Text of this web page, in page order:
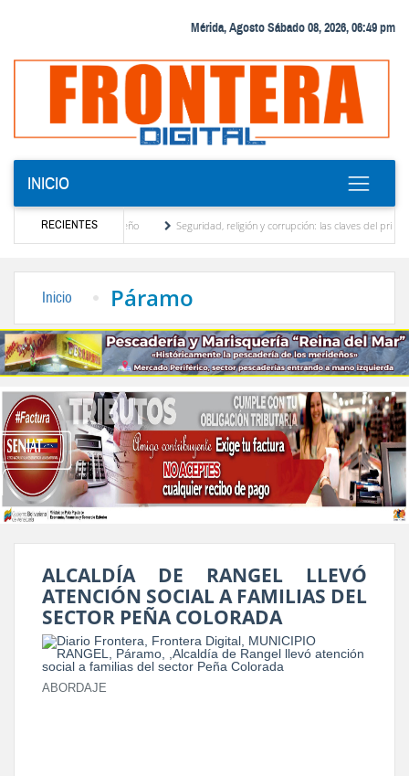
Mérida, Agosto Sábado 08, 2026, 06:49 pm
INICIO
RECIENTES
turístico merideño
Seguridad, religión y corrupción: las claves del primer
Inicio Páramo
ALCALDÍA DE RANGEL LLEVÓ
ATENCIÓN SOCIAL A FAMILIAS DEL
SECTOR PEÑA COLORADA
ABORDAJE